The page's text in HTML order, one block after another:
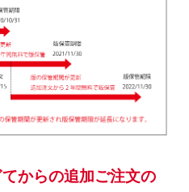
からの追加ご注文の